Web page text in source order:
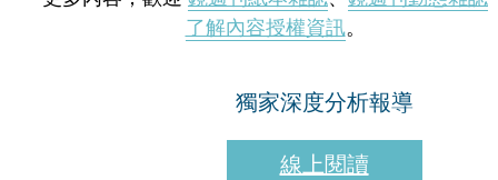
了解內容授權資訊。
獨家深度分析報導
線上閱讀